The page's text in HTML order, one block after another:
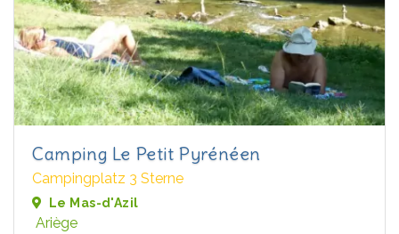
Camping Le Petit Pyrénéen
Campingplatz 3 Sterne
Le Mas-d'Azil
Ariège